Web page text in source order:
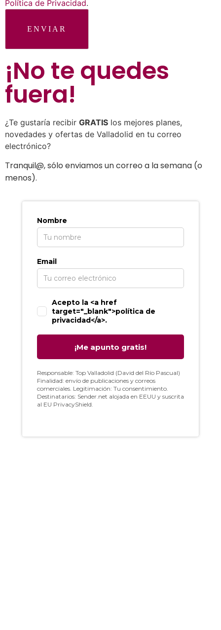
Política de Privacidad.
ENVIAR
¡No te quedes
fuera!
¿Te gustaría recibir GRATIS los mejores planes,
novedades y ofertas de Valladolid en tu correo
electrónico?
Tranquil@, sólo enviamos un correo a la semana (o
menos).